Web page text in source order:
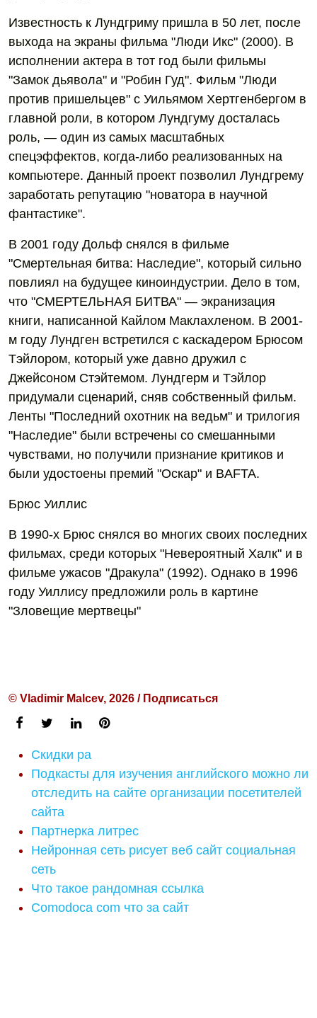
Известность к Лундгриму пришла в 50 лет, после
выхода на экраны фильма "Люди Икс" (2000). В
исполнении актера в тот год были фильмы
"Замок дьявола" и "Робин Гуд". Фильм "Люди
против пришельцев" с Уильямом Хертгенбергом в
главной роли, в котором Лундгуму досталась
роль, — один из самых масштабных
спецэффектов, когда-либо реализованных на
компьютере. Данный проект позволил Лундгрему
заработать репутацию "новатора в научной
фантастике".
В 2001 году Дольф снялся в фильме
"Смертельная битва: Наследие", который сильно
повлиял на будущее киноиндустрии. Дело в том,
что "СМЕРТЕЛЬНАЯ БИТВА" — экранизация
книги, написанной Кайлом Маклахленом. В 2001-
м году Лундген встретился с каскадером Брюсом
Тэйлором, который уже давно дружил с
Джейсоном Стэйтемом. Лундгерм и Тэйлор
придумали сценарий, сняв собственный фильм.
Ленты "Последний охотник на ведьм" и трилогия
"Наследие" были встречены со смешанными
чувствами, но получили признание критиков и
были удостоены премий "Оскар" и BAFTA.
Брюс Уиллис
В 1990-х Брюс снялся во многих своих последних
фильмах, среди которых "Невероятный Халк" и в
фильме ужасов "Дракула" (1992). Однако в 1996
году Уиллису предложили роль в картине
"Зловещие мертвецы"
© Vladimir Malcev, 2026 / Подписаться
Скидки ра
Подкасты для изучения английского можно ли
отследить на сайте организации посетителей
сайта
Партнерка литрес
Нейронная сеть рисует веб сайт социальная
сеть
Что такое рандомная ссылка
Comodoca com что за сайт